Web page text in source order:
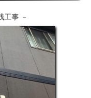
工事 －